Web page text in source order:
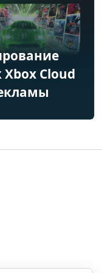
Xbox Cloud